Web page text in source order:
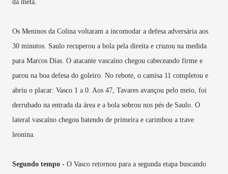
da meta.
Os Meninos da Colina voltaram a incomodar a defesa adversária aos
30 minutos. Saulo recuperou a bola pela direita e cruzou na medida
para Marcos Dias. O atacante vascaíno chegou cabeceando firme e
parou na boa defesa do goleiro. No rebote, o camisa 11 completou e
abriu o placar: Vasco 1 a 0. Aos 47, Tavares avançou pelo meio, foi
derrubado na entrada da área e a bola sobrou nos pés de Saulo. O
lateral vascaíno chegou batendo de primeira e carimbou a trave
leonina.
Segundo tempo - O Vasco retornou para a segunda etapa buscando